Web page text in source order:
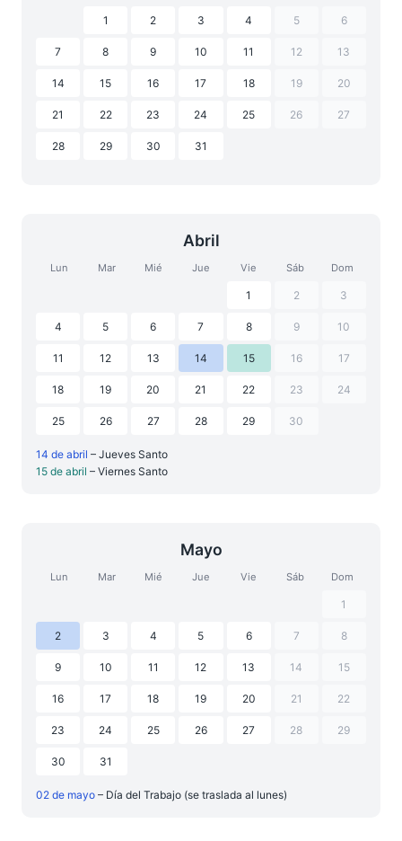
1 2 3 4 5 6
7 8 9 10 11 12 13
14 15 16 17 18 19 20
21 22 23 24 25 26 27
28 29 30 31
Abril
Lun Mar Mié Jue Vie Sáb Dom
1 2 3
4 5 6 7 8 9 10
11 12 13 14 15 16 17
18 19 20 21 22 23 24
25 26 27 28 29 30
14 de abril – Jueves Santo
15 de abril – Viernes Santo
Mayo
Lun Mar Mié Jue Vie Sáb Dom
1
2 3 4 5 6 7 8
9 10 11 12 13 14 15
16 17 18 19 20 21 22
23 24 25 26 27 28 29
30 31
02 de mayo – Día del Trabajo (se traslada al lunes)